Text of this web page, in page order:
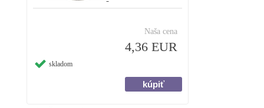
Naša cena
4,36 EUR
skladom